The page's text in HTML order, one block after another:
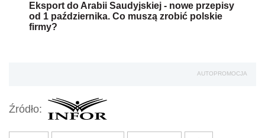
Eksport do Arabii Saudyjskiej - nowe przepisy
od 1 października. Co muszą zrobić polskie
firmy?
AUTOPROMOCJA
Źródło: